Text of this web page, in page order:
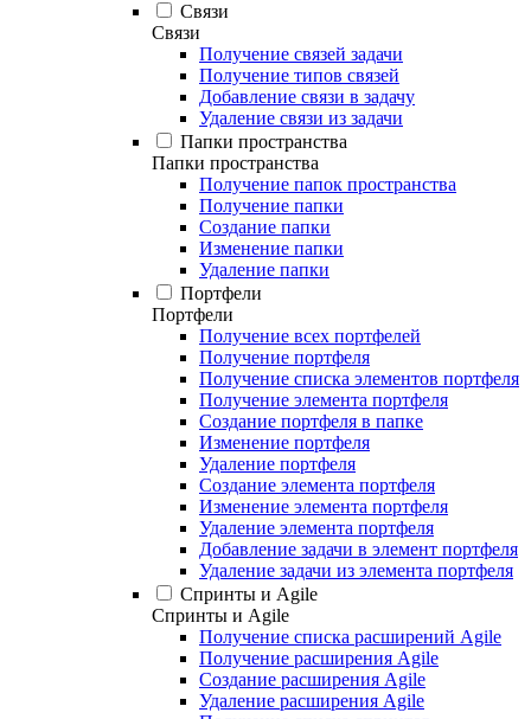
Связи
Связи
Получение связей задачи
Получение типов связей
Добавление связи в задачу
Удаление связи из задачи
Папки пространства
Папки пространства
Получение папок пространства
Получение папки
Создание папки
Изменение папки
Удаление папки
Портфели
Портфели
Получение всех портфелей
Получение портфеля
Получение списка элементов портфеля
Получение элемента портфеля
Создание портфеля в папке
Изменение портфеля
Удаление портфеля
Создание элемента портфеля
Изменение элемента портфеля
Удаление элемента портфеля
Добавление задачи в элемент портфеля
Удаление задачи из элемента портфеля
Спринты и Agile
Спринты и Agile
Получение списка расширений Agile
Получение расширения Agile
Создание расширения Agile
Удаление расширения Agile